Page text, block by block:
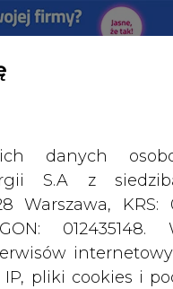
danych
S.A z
Warszawa, KRS:
IP, pliki cookies i